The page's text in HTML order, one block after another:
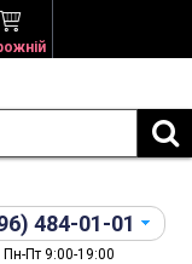
484-01-01
Пн-Пт 9:00-19:00